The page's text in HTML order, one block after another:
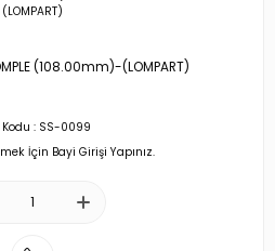
(108.00mm)-(LOMPART)
Kodu : SS-0099
İçin Bayi Girişi Yapınız.